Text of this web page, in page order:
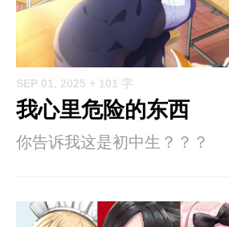
SEP 01, 2025 + 101 字
我心里危险的东西
你告诉我这是初中生？？？